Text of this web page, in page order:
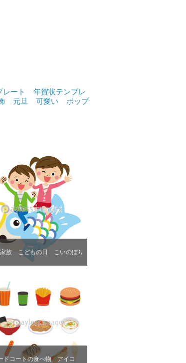
レート
年賀状テンプレ
元旦 可愛い
ポップ
家族 こどもの日 こいのぼり
家族 こどもの日 こいのぼり
ドコートの食べ物 アイコ
ドコートの食べ物 アイコ